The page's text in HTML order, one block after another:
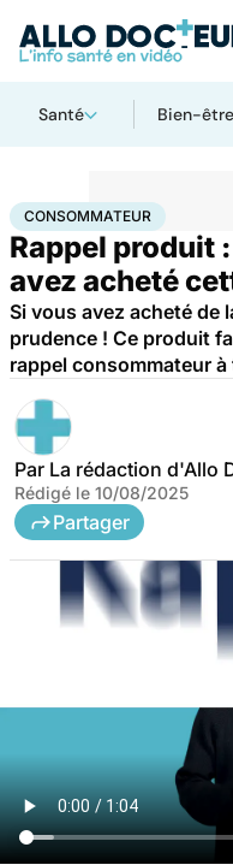
Santé Bien-être
AccueilSantéConsommateur
CONSOMMATEUR
Rappel produit
avez acheté
Si vous avez acheté de
prudence ! Ce produit
rappel consommateur
Par La rédaction d'Allo
Rédigé le 10/08/2025
Partager